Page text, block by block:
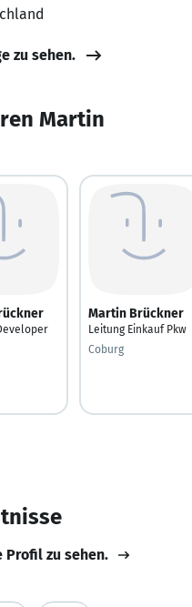
zu sehen.
Martin
Martin Brückner
Leitung Einkauf Pkw
Coburg
Profil zu sehen.